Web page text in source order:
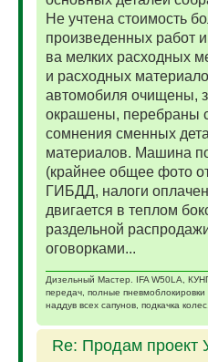
Не учтена стоимость
произведенных работ
ва мелких расходных
и расходных
автомобиля очищены,
окрашены, перебраны
сомнения сменных
материалов. Машина
(крайнее общее фото
ГИБДД, налоги
двигается в теплом
раздельной
оговорками...
Дизельный Мастер. IFA W50LA,
передач, полные
наддув всех сапунов, подкачка колес.
Re: Продам